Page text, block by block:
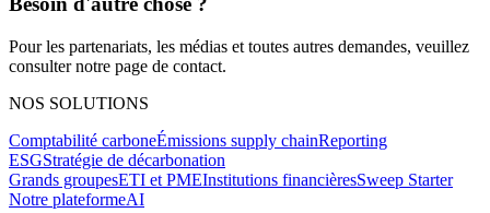
Pour les partenariats, les médias et toutes autres demandes, veuillez
consulter notre page de contact.
NOS SOLUTIONS
Comptabilité carboneÉmissions supply chainReporting
ESGStratégie de décarbonation
Grands groupesETI et PMEInstitutions financièresSweep Starter
Notre plateformeAI